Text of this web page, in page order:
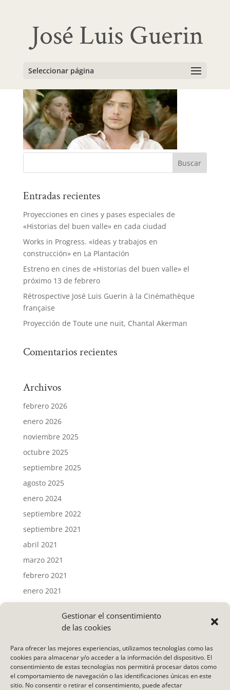
Gestionar el consentimiento
de las cookies
Para ofrecer las mejores experiencias, utilizamos tecnologías como las
cookies para almacenar y/o acceder a la información del dispositivo. El
consentimiento de estas tecnologías nos permitirá procesar datos como
el comportamiento de navegación o las identificaciones únicas en este
sitio. No consentir o retirar el consentimiento, puede afectar
Seleccionar página
Sylvia2
Entradas recientes
Proyecciones en cines y pases especiales de
«Historias del buen valle» en cada ciudad
Works in Progress. «Ideas y trabajos en
construcción» en La Plantación
Estreno en cines de «Historias del buen valle» el
próximo 13 de febrero
Rétrospective José Luis Guerin à la Cinémathèque
française
Proyección de Toute une nuit, Chantal Akerman
Comentarios recientes
Archivos
febrero 2026
enero 2026
noviembre 2025
octubre 2025
septiembre 2025
agosto 2025
enero 2024
septiembre 2022
septiembre 2021
abril 2021
marzo 2021
febrero 2021
enero 2021
Categorías
Noticias
Uncategorized
Vídeo